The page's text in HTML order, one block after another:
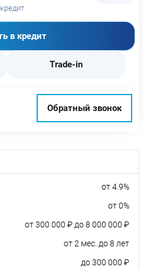
в кредит
Trade-in
Обратный звонок
от 4.9%
от 0%
от 300 000 ₽ до 8 000 000 ₽
от 2 мес. до 8 лет
до 300 000 ₽